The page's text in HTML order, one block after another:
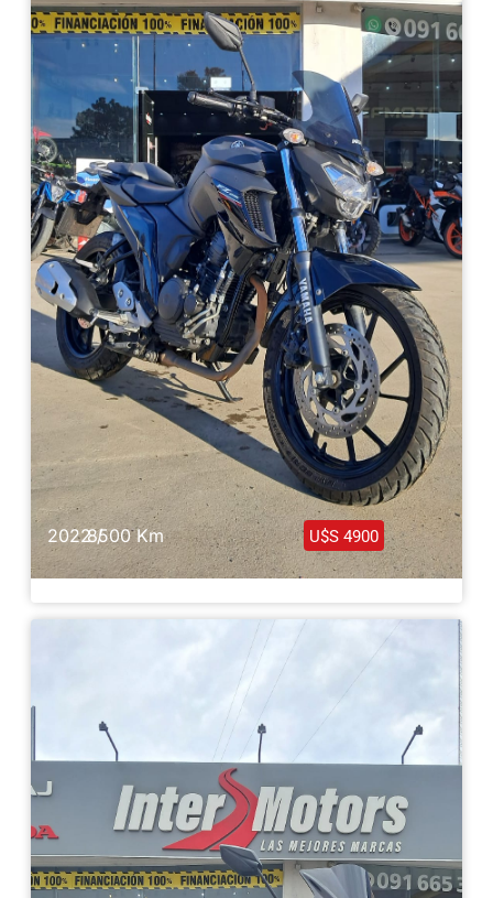
Haz clic aquí
2022 /8500 Km U$S 4900
Yamaha Fz-250 2022